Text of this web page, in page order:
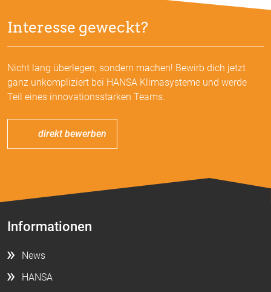
Interesse geweckt?
Nicht lang überlegen, sondern machen! Bewirb dich jetzt
ganz unkompliziert bei HANSA Klimasysteme und werde
Teil eines innovationsstarken Teams.
direkt bewerben
Informationen
News
HANSA